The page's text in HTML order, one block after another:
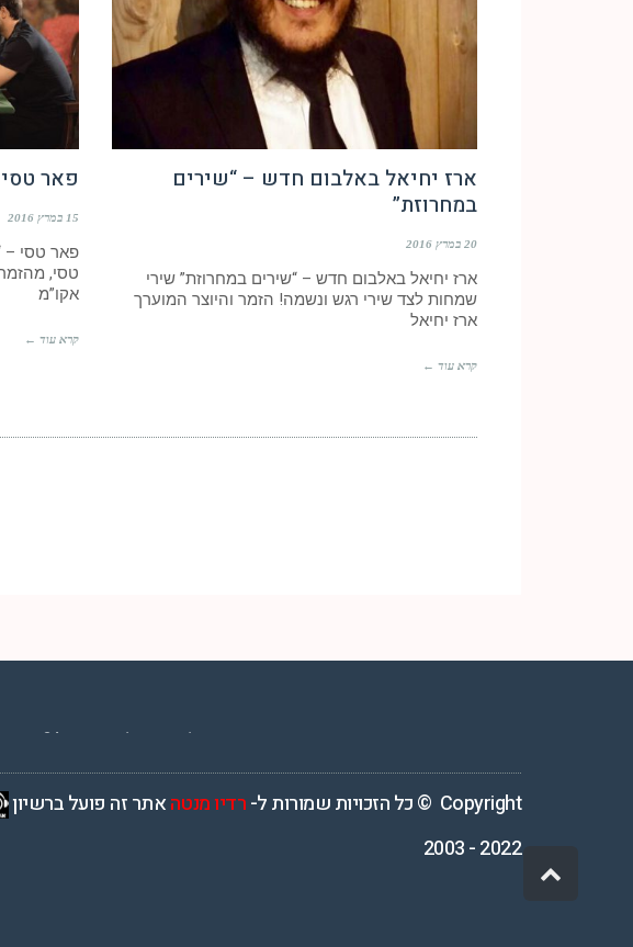
ארז יחיאל באלבום חדש – “שירים
במחרוזת”
20 במרץ 2016
ארז יחיאל באלבום חדש – “שירים במחרוזת” שירי
שמחות לצד שירי רגש ונשמה! הזמר והיוצר המוערך
ארז יחיאל
קרא עוד ←
פאר
15 במרץ 2016
פאר טסי –
טסי,
אקו”מ
קרא עוד ←
Copyright © כל הזכויות שמורות ל- רדיו מנטהאתר זה פועל ברשיון
2022 - 2003